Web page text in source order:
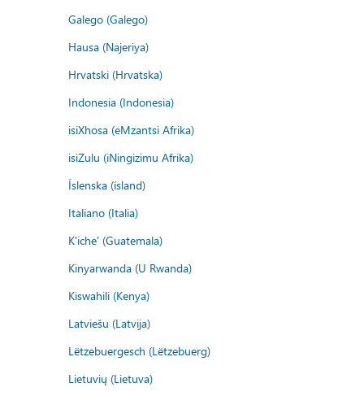
Galego (Galego)
Hausa (Najeriya)
Hrvatski (Hrvatska)
Indonesia (Indonesia)
isiXhosa (eMzantsi Afrika)
isiZulu (iNingizimu Afrika)
Íslenska (ísland)
Italiano (Italia)
K'iche' (Guatemala)
Kinyarwanda (U Rwanda)
Kiswahili (Kenya)
Latviešu (Latvija)
Lëtzebuergesch (Lëtzebuerg)
Lietuvių (Lietuva)